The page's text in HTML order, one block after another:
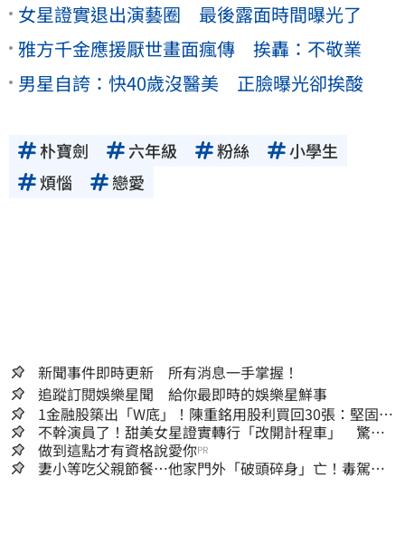
女星證實退出演藝圈 最後露面時間曝光了
雅方千金應援厭世畫面瘋傳 挨轟：不敬業
男星自誇：快40歲沒醫美 正臉曝光卻挨酸
朴寶劍 六年級 粉絲
小學生
煩惱
戀愛
新聞事件即時更新 所有消息一手掌握！
追蹤訂閱娛樂星聞 給你最即時的娛樂星鮮事
1金融股築出「W底」！陳重銘用股利買回30張：堅固穩
定的搖錢樹
不幹演員了！甜美女星證實轉行「改開計程車」 驚人
收入全說了
做到這點才有資格說愛你PR
妻小等吃父親節餐⋯他家門外「破頭碎身」亡！毒駕男